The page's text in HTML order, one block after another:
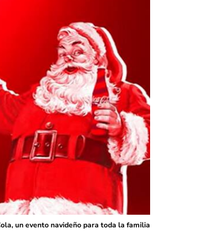
un evento navideño para toda la familia